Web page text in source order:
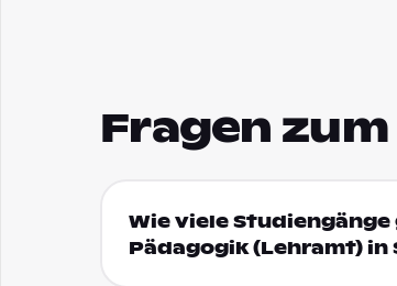
Fragen
Wie viele
Pädagogik (Lehramt) in